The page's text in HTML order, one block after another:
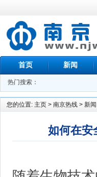
首页 新闻
热门搜索：
您的位置: 主页 > 南京热线 > 新闻
如何在安